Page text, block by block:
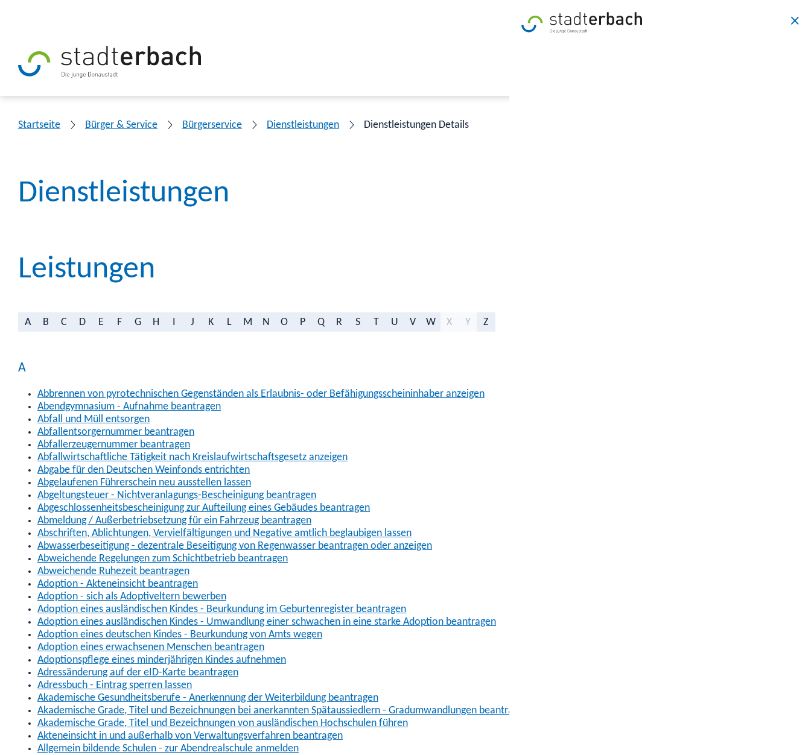
Startseite Bürger & Service Bürgerservice Dienstleistungen Dienstleistungen Details
Dienstleistungen
Leistungen
A B C D E F G H J K L M N O P Q R S T U V W X Y Z
A
Abbrennen von pyrotechnischen Gegenständen als Erlaubnis- oder Befähigungsscheininhaber anzeigen
Abendgymnasium - Aufnahme beantragen
Abfall und Müll entsorgen
Abfallentsorgernummer beantragen
Abfallerzeugernummer beantragen
Abfallwirtschaftliche Tätigkeit nach Kreislaufwirtschaftsgesetz anzeigen
Abgabe für den Deutschen Weinfonds entrichten
Abgelaufenen Führerschein neu ausstellen lassen
Abgeltungsteuer - Nichtveranlagungs-Bescheinigung beantragen
Abgeschlossenheitsbescheinigung zur Aufteilung eines Gebäudes beantragen
Abmeldung / Außerbetriebsetzung für ein Fahrzeug beantragen
Abschriften, Ablichtungen, Vervielfältigungen und Negative amtlich beglaubigen lassen
Abwasserbeseitigung - dezentrale Beseitigung von Regenwasser beantragen oder anzeigen
Abweichende Regelungen zum Schichtbetrieb beantragen
Abweichende Ruhezeit beantragen
Adoption - Akteneinsicht beantragen
Adoption - sich als Adoptiveltern bewerben
Adoption eines ausländischen Kindes - Beurkundung im Geburtenregister beantragen
Adoption eines ausländischen Kindes - Umwandlung einer schwachen in eine starke Adoption beantragen
Adoption eines deutschen Kindes - Beurkundung von Amts wegen
Adoption eines erwachsenen Menschen beantragen
Adoptionspflege eines minderjährigen Kindes aufnehmen
Adressänderung auf der eID-Karte beantragen
Adressbuch - Eintrag sperren lassen
Akademische Gesundheitsberufe - Anerkennung der Weiterbildung beantragen
Akademische Grade, Titel und Bezeichnungen bei anerkannten Spätaussiedlern - Gradumwandlungen beantragen
Akademische Grade, Titel und Bezeichnungen von ausländischen Hochschulen führen
Akteneinsicht in und außerhalb von Verwaltungsverfahren beantragen
Allgemein bildende Schulen - zur Abendrealschule anmelden